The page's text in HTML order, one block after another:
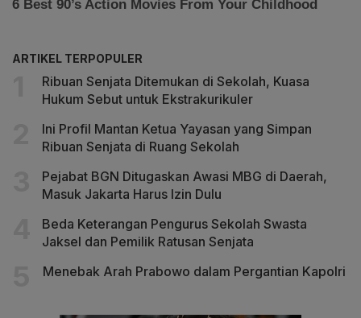
ARTIKEL TERPOPULER
Ribuan Senjata Ditemukan di Sekolah, Kuasa
Hukum Sebut untuk Ekstrakurikuler
Ini Profil Mantan Ketua Yayasan yang Simpan
Ribuan Senjata di Ruang Sekolah
Pejabat BGN Ditugaskan Awasi MBG di Daerah,
Masuk Jakarta Harus Izin Dulu
Beda Keterangan Pengurus Sekolah Swasta
Jaksel dan Pemilik Ratusan Senjata
Menebak Arah Prabowo dalam Pergantian Kapolri